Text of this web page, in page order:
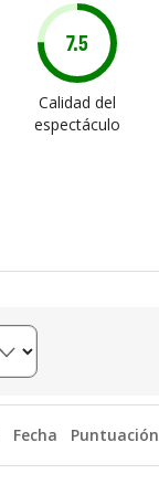
7.5
Calidad del
espectáculo
Fecha Puntuación